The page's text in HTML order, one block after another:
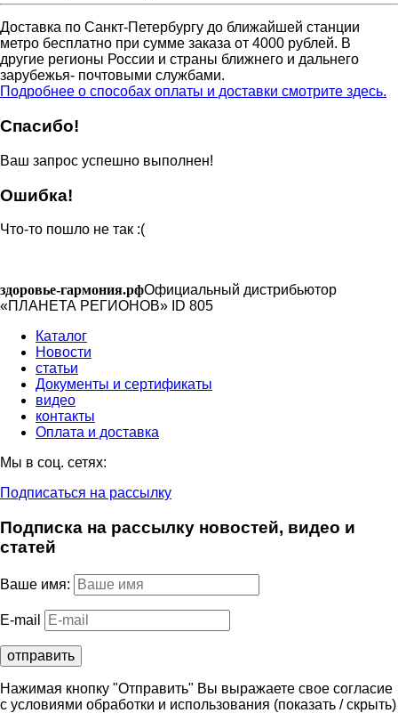
Доставка по Санкт-Петербургу до ближайшей станции
метро бесплатно при сумме заказа от 4000 рублей. В
другие регионы России и страны ближнего и дальнего
зарубежья- почтовыми службами.
Подробнее о способах оплаты и доставки смотрите здесь.
Спасибо!
Ваш запрос успешно выполнен!
Ошибка!
Что-то пошло не так :(
здоровье-гармония.рфОфициальный дистрибьютор
«ПЛАНЕТА РЕГИОНОВ» ID 805
Каталог
Новости
статьи
Документы и сертификаты
видео
контакты
Оплата и доставка
Мы в соц. сетях:
Подписаться на рассылку
Подписка на рассылку новостей, видео и
статей
Ваше имя:
E-mail
Нажимая кнопку "Отправить" Вы выражаете свое согласие
с условиями обработки и использования (показать / скрыть)